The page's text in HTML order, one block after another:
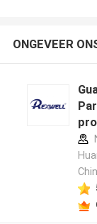
ONGEVEER